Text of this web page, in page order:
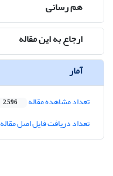
هم رسانی
ارجاع به این مقاله
آمار
تعداد مشاهده مقاله 2,596
تعداد دریافت فایل اصل مقاله